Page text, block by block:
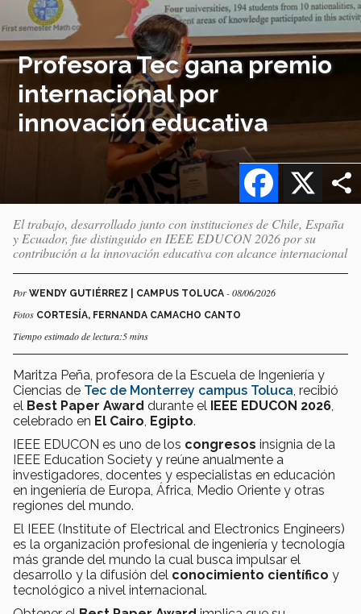
Profesora Tec gana premio
internacional por
innovación educativa
X
Facebook
El trabajo, desarrollado junto con instituciones de Chile, España
y Ecuador, fue distinguido en IEEE EDUCON 2026 por su
contribución a la innovación educativa con alcance internacional
Por WENDY GUTIÉRREZ | CAMPUS TOLUCA - 08/06/2026
Fotos CORTESÍA, FERNANDA CAMACHO CANTO
Tiempo estimado de lectura:5 mins
Maritza Peña, profesora de la Escuela de Ingeniería y
Ciencias de Tec de Monterrey campus Toluca , recibió
el Best Paper Award durante el IEEE EDUCON 2026
celebrado en El Cairo Egipto.
IEEE EDUCON es uno de los congresos insignia de la
IEEE Education Society y reúne anualmente a
investigadores, docentes y especialistas en educación
en ingeniería de Europa, África, Medio Oriente y otras
regiones del mundo.
El IEEE (Institute of Electrical and Electronics Engineers)
es la organización profesional de ingeniería y tecnología
más grande del mundo la cual busca impulsar el
desarrollo y la difusión del conocimiento científico y
tecnológico a nivel internacional.